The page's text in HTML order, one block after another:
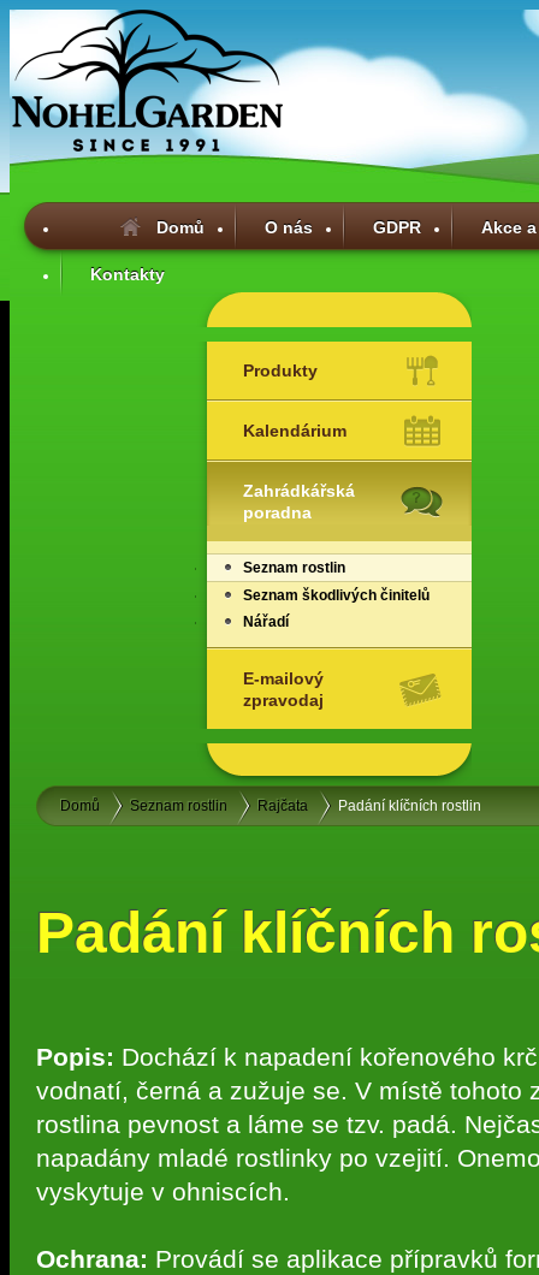
Domů O nás GDPR Akce
Kontakty
Produkty
Kalendárium
Zahrádkářská
poradna
Seznam rostlin
Seznam škodlivých činitelů
Nářadí
E-mailový
zpravodaj
Domů Seznam rostlin Rajčata Padání klíčních rostlin
Padání klíčních
Popis: Dochází k napadení kořenového
vodnatí, černá a zužuje se. V místě tohoto
rostlina pevnost a láme se tzv. padá.
napadány mladé rostlinky po vzejití.
vyskytuje v ohniscích.
Ochrana: Provádí se aplikace přípravků